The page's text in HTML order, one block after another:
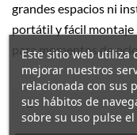
grandes espacios ni
portátil y fácil montaje
para momentos de
–
Este sitio web utiliza
mejorar nuestros
relacionada con sus
sus hábitos de
sobre su uso pulse